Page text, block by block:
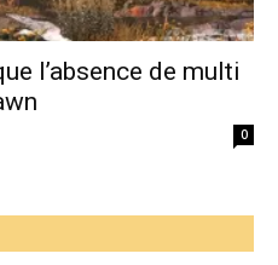
l’absence de multi
0